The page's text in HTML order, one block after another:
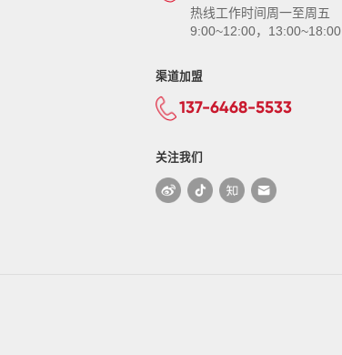
热线工作时间周一至周五
9:00~12:00，13:00~18:00
渠道加盟
137-6468-5533
关注我们